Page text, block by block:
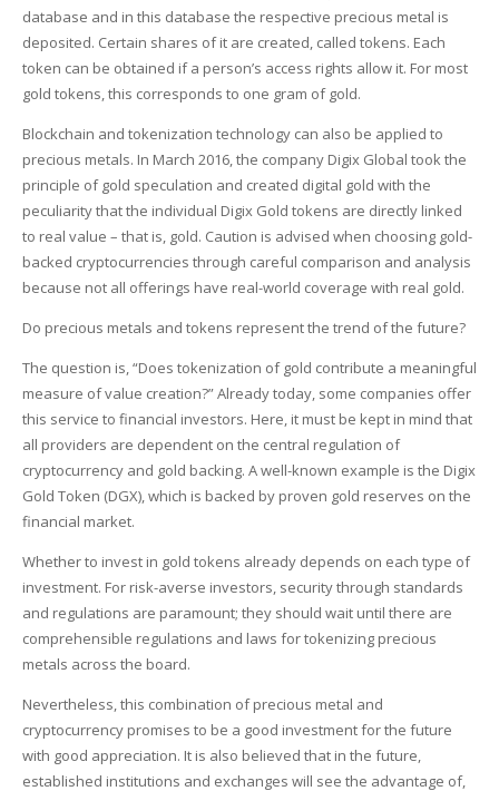
database and in this database the respective precious metal is
deposited. Certain shares of it are created, called tokens. Each
token can be obtained if a person’s access rights allow it. For most
gold tokens, this corresponds to one gram of gold.
Blockchain and tokenization technology can also be applied to
precious metals. In March 2016, the company Digix Global took the
principle of gold speculation and created digital gold with the
peculiarity that the individual Digix Gold tokens are directly linked
to real value – that is, gold. Caution is advised when choosing gold-
backed cryptocurrencies through careful comparison and analysis
because not all offerings have real-world coverage with real gold.
Do precious metals and tokens represent the trend of the future?
The question is, “Does tokenization of gold contribute a meaningful
measure of value creation?” Already today, some companies offer
this service to financial investors. Here, it must be kept in mind that
all providers are dependent on the central regulation of
cryptocurrency and gold backing. A well-known example is the Digix
Gold Token (DGX), which is backed by proven gold reserves on the
financial market.
Whether to invest in gold tokens already depends on each type of
investment. For risk-averse investors, security through standards
and regulations are paramount; they should wait until there are
comprehensible regulations and laws for tokenizing precious
metals across the board.
Nevertheless, this combination of precious metal and
cryptocurrency promises to be a good investment for the future
with good appreciation. It is also believed that in the future,
established institutions and exchanges will see the advantage of,